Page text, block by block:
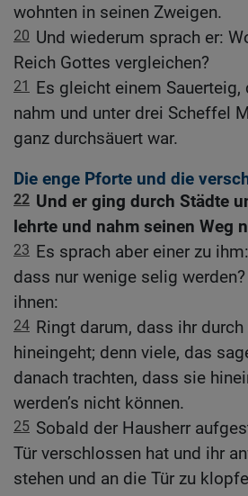
wohnten in seinen Zweigen.
20 Und wiederum sprach er:
Reich Gottes vergleichen?
21 Es gleicht einem Sauerteig,
nahm und unter drei Scheffel
ganz durchsäuert war.
Die enge Pforte und die
22 Und er ging durch Städte
lehrte und nahm seinen Weg
23 Es sprach aber einer zu
dass nur wenige selig
ihnen:
24 Ringt darum, dass ihr
hineingeht; denn viele, das
danach trachten, dass sie
werden’s nicht können.
25 Sobald der Hausherr
Tür verschlossen hat und ihr
stehen und an die Tür zu